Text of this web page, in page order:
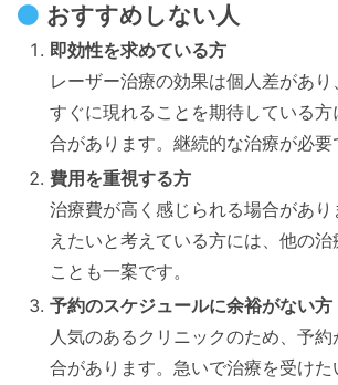
おすすめしない人
即効性を求めている方
レーザー治療の効果は個人差があ
すぐに現れることを期待している
合があります。継続的な治療が必要
費用を重視する方
治療費が高く感じられる場合があ
えたいと考えている方には、他の
ことも一案です。
予約のスケジュールに余裕がない方
人気のあるクリニックのため、予
合があります。急いで治療を受けた